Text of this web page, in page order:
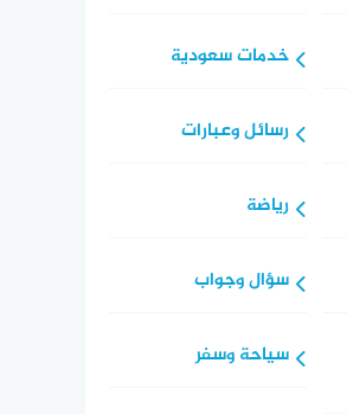
خدمات سعودية
رسائل وعبارات
رياضة
سؤال وجواب
سياحة وسفر